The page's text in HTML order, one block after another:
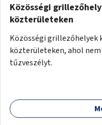
Közösségi
közterületeken
Közösségi grillezőhelyek
közterületeken, ahol
tűzveszélyt.